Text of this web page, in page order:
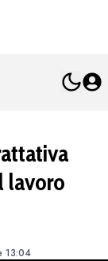
lavoro
13:04